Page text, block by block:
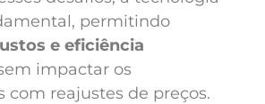
permitindo
e eficiência
impactar os
com reajustes de preços.